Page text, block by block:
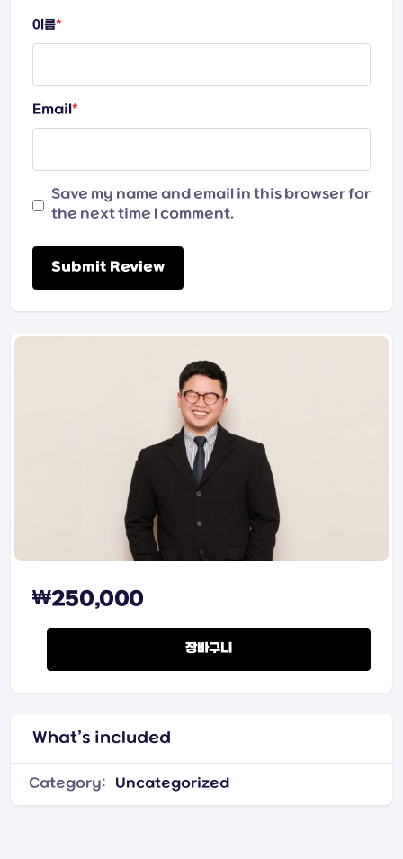
이름*
Email*
Save my name and email in this browser for
the next time I comment.
Submit Review
₩250,000
파스칼(2024.ver) quantity
장바구니
What’s included
Category: Uncategorized